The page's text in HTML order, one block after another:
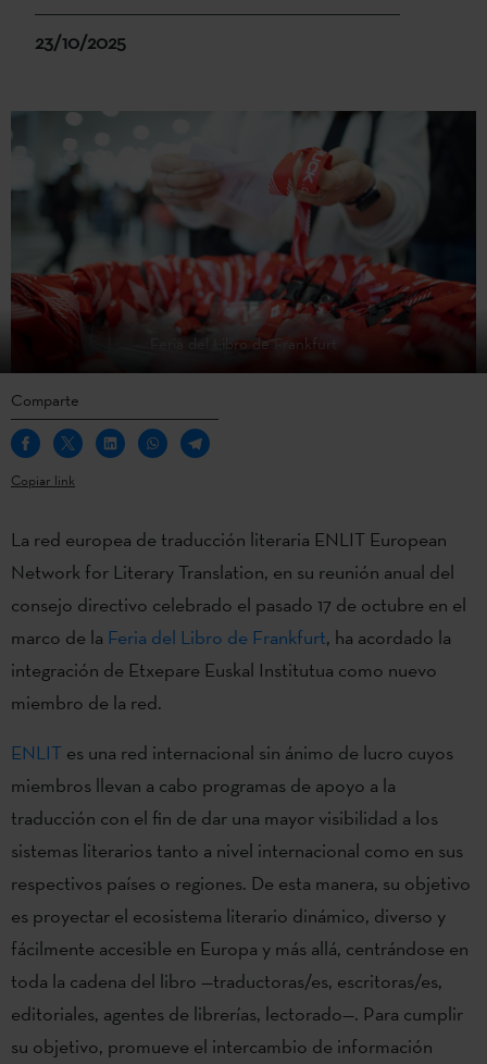
23/10/2025
Feria del Libro de Frankfurt
Comparte
Copiar link
La red europea de traducción literaria ENLIT European
Network for Literary Translation, en su reunión anual del
consejo directivo celebrado el pasado 17 de octubre en el
marco de la Feria del Libro de Frankfurt, ha acordado la
integración de Etxepare Euskal Institutua como nuevo
miembro de la red.
ENLIT es una red internacional sin ánimo de lucro cuyos
miembros llevan a cabo programas de apoyo a la
traducción con el fin de dar una mayor visibilidad a los
sistemas literarios tanto a nivel internacional como en sus
respectivos países o regiones. De esta manera, su objetivo
es proyectar el ecosistema literario dinámico, diverso y
fácilmente accesible en Europa y más allá, centrándose en
toda la cadena del libro —traductoras/es, escritoras/es,
editoriales, agentes de librerías, lectorado—. Para cumplir
su objetivo, promueve el intercambio de información